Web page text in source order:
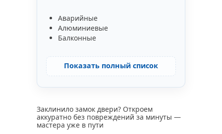
Аварийные
Алюминиевые
Балконные
Показать полный список
Заклинило замок двери? Откроем
аккуратно без повреждений за минуты —
мастера уже в пути